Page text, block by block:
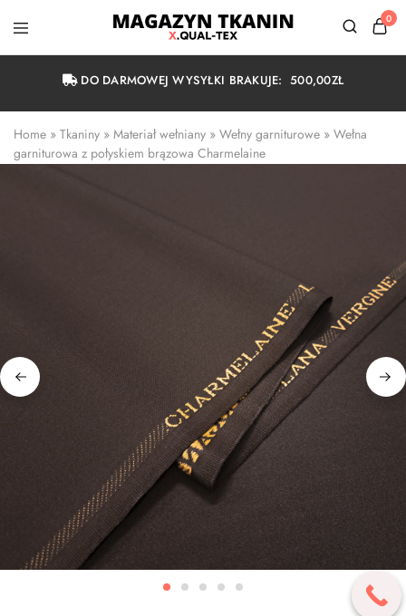
Magazyn
Warszawa
0
DO DARMOWEJ WYSYŁKI BRAKUJE:500,00ZŁ
Home » Tkaniny » Materiał wełniany » Wełny garniturowe » Wełna
garniturowa z połyskiem brązowa Charmelaine